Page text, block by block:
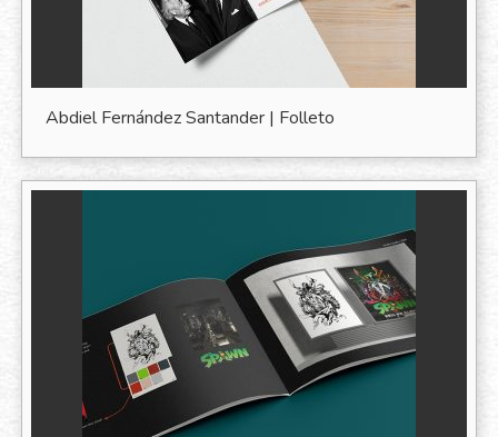
Abdiel Fernández Santander | Folleto